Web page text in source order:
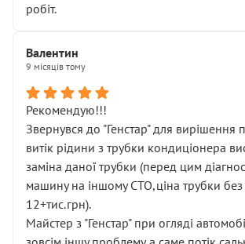
робіт.
Валентин
9 місяців тому
Рекомендую!!!
Звернувся до "Генстар" для вирішення
витік рідини з трубки кондиціонера
заміна даної трубки (перед цим
машину на іншому СТО,ціна трубки
12+тис.грн).
Майстер з "Генстар" при огляді